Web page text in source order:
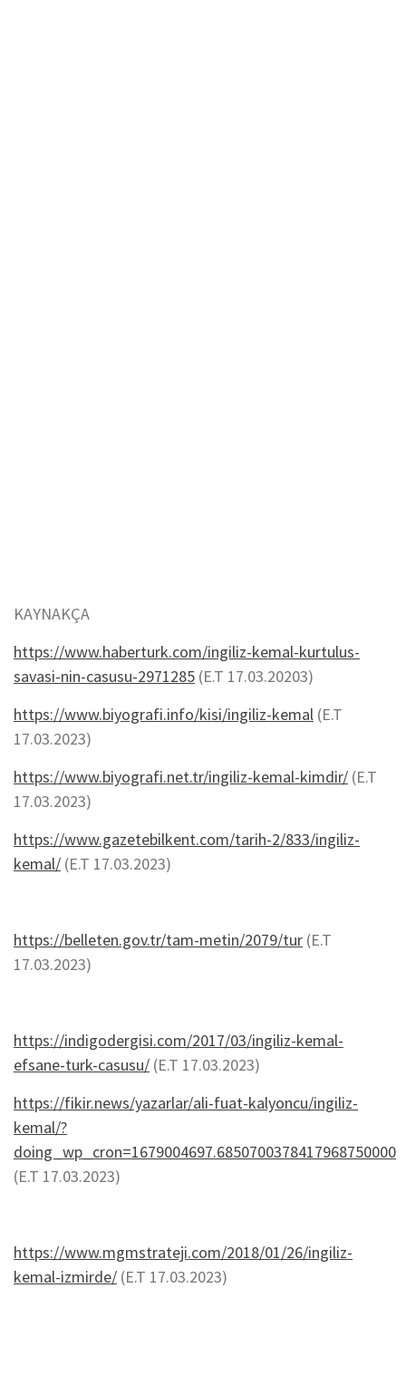
KAYNAKÇA
https://www.haberturk.com/ingiliz-kemal-kurtulus-
savasi-nin-casusu-2971285 (E.T 17.03.20203)
https://www.biyografi.info/kisi/ingiliz-kemal (E.T
17.03.2023)
https://www.biyografi.net.tr/ingiliz-kemal-kimdir/ (E.T
17.03.2023)
https://www.gazetebilkent.com/tarih-2/833/ingiliz-
kemal/ (E.T 17.03.2023)
https://belleten.gov.tr/tam-metin/2079/tur (E.T
17.03.2023)
https://indigodergisi.com/2017/03/ingiliz-kemal-
efsane-turk-casusu/ (E.T 17.03.2023)
https://fikir.news/yazarlar/ali-fuat-kalyoncu/ingiliz-
kemal/?
doing_wp_cron=1679004697.6850700378417968750000
(E.T 17.03.2023)
https://www.mgmstrateji.com/2018/01/26/ingiliz-
kemal-izmirde/ (E.T 17.03.2023)